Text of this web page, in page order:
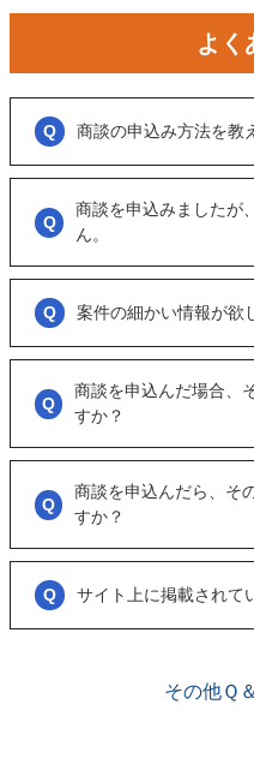
よく
商談の申込み方法を教
「商談を申し込む」ボタンから
商談といっても、急に条件、金額
うな事業をされているのか？
可能であれば、詳細情報を出し
商談を申込みましたが
ん。
大変申し訳ございません。こち
ように催促をしております。
ただ、案件を見ていない方もお
案件の細かい情報が欲
「商談を申し込む」ボタンから
オンラインとは言え対人のやり
商談を申込んだ場合、
すか？
実際に出展者（仲介案件の場合
りになります。
具体的に購入を考えた場合は、
商談を申込んだら、そ
すか？
ございません。まずは、商談で
あるため、気軽に商談申し込みを
サイト上に掲載されて
その他Ｑ